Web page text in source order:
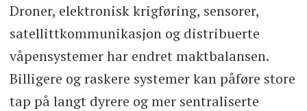
Droner, elektronisk krigføring, sensorer,
satellittkommunikasjon og distribuerte
våpensystemer har endret maktbalansen.
Billigere og raskere systemer kan påføre store
tap på langt dyrere og mer sentraliserte